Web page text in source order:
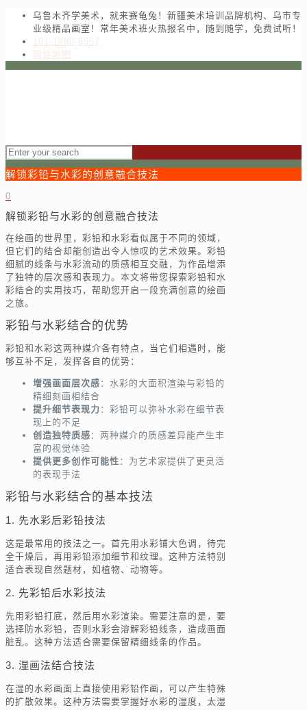
乌鲁木齐学美术，就来赛龟兔！新疆美术培训品牌机构、乌市专
业级精品画室！常年美术班火热报名中，随到随学，免费试听！
181-1680-6557
网站地图
解锁彩铅与水彩的创意融合技法
0
解锁彩铅与水彩的创意融合技法
在绘画的世界里，彩铅和水彩看似属于不同的领域，
但它们的结合却能创造出令人惊叹的艺术效果。彩铅
细腻的线条与水彩流动的质感相互交融，为作品增添
了独特的层次感和表现力。本文将带您探索彩铅和水
彩结合的实用技巧，帮助您开启一段充满创意的绘画
之旅。
彩铅与水彩结合的优势
彩铅和水彩这两种媒介各有特点，当它们相遇时，能
够互补不足，发挥各自的优势：
增强画面层次感 ：水彩的大面积渲染与彩铅的
精细刻画相结合
提升细节表现力 ：彩铅可以弥补水彩在细节表
现上的不足
创造独特质感 ：两种媒介的质感差异能产生丰
富的视觉体验
提供更多创作可能性 ：为艺术家提供了更灵活
的表现手法
彩铅与水彩结合的基本技法
1. 先水彩后彩铅技法
这是最常用的技法之一。首先用水彩铺大色调，待完
全干燥后，再用彩铅添加细节和纹理。这种方法特别
适合表现自然题材，如植物、动物等。
2. 先彩铅后水彩技法
先用彩铅打底，然后用水彩渲染。需要注意的是，要
选择防水彩铅，否则水彩会溶解彩铅线条，造成画面
脏乱。这种方法适合需要保留精细线条的作品。
3. 湿画法结合技法
在湿的水彩画面上直接使用彩铅作画，可以产生特殊
的扩散效果。这种方法需要掌握好水彩的湿度，太湿